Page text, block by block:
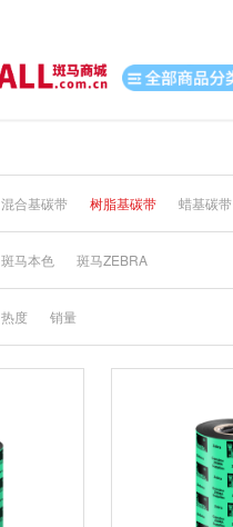
混合基碳带 树脂基碳带 蜡基碳带
斑马本色 斑马ZEBRA
热度 销量